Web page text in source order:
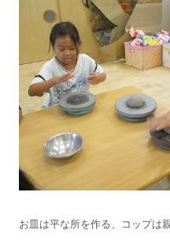
お皿は平な所を作る、コップは